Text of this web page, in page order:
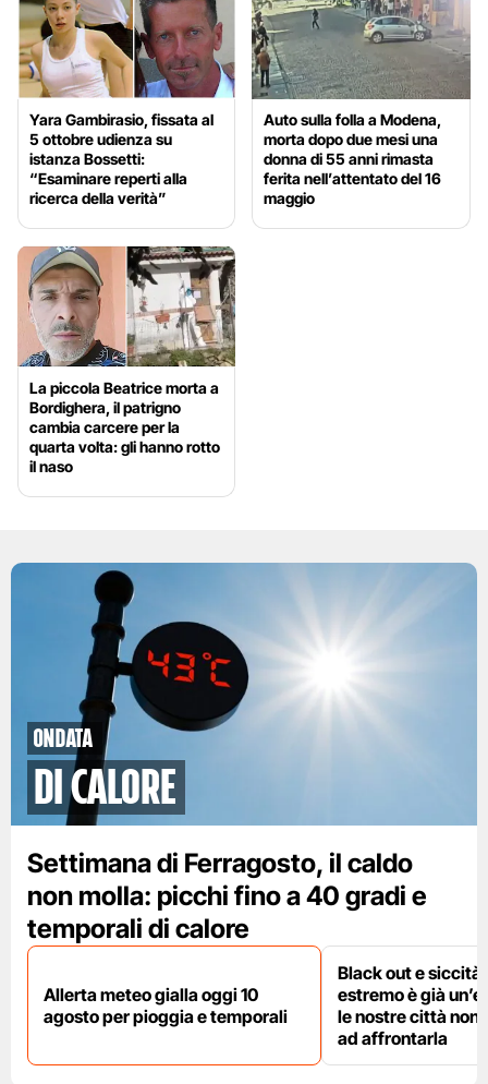
Yara Gambirasio, fissata al
5 ottobre udienza su
istanza Bossetti:
“Esaminare reperti alla
ricerca della verità”
Auto sulla folla a Modena,
morta dopo due mesi una
donna di 55 anni rimasta
ferita nell’attentato del 16
maggio
La piccola Beatrice morta a
Bordighera, il patrigno
cambia carcere per la
quarta volta: gli hanno rotto
il naso
ondata
di calore
Settimana di Ferragosto, il caldo
non molla: picchi fino a 40 gradi e
temporali di calore
Allerta meteo gialla oggi 10
agosto per pioggia e temporali
Black out e
estremo è già
le nostre città non
ad affrontarla